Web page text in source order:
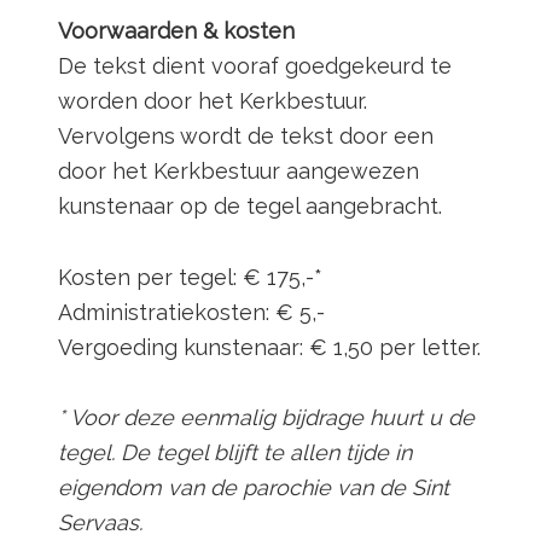
Voorwaarden & kosten
De tekst dient vooraf goedgekeurd te
worden door het Kerkbestuur.
Vervolgens wordt de tekst door een
door het Kerkbestuur aangewezen
kunstenaar op de tegel aangebracht.
Kosten per tegel: € 175,-*
Administratiekosten: € 5,-
Vergoeding kunstenaar: € 1,50 per letter.
* Voor deze eenmalig bijdrage huurt u de
tegel. De tegel blijft te allen tijde in
eigendom van de parochie van de Sint
Servaas.